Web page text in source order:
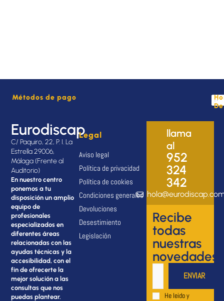
Métodos de pago
Eurodiscap
C/ Paquiro, 22, P. I. La
Estrella 29006,
Málaga (Frente al
Auditorio)
En nuestro centro
ponemos a tu
disposición un amplio
equipo de
profesionales
especializados en
diferentes áreas
relacionadas con las
ayudas técnicas y la
accesibilidad, con el
fin de ofrecerte la
mejor solución a las
consultas que nos
puedas plantear.
Legal
Aviso legal
Política de privacidad
Política de cookies
Condiciones generales
Devoluciones
Desestimiento
Legislación
llama
al
952
324
342
Recibe
todas
nuestras
novedades
He leido y